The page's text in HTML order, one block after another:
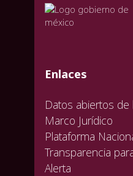
valida
valida
valida
Enlaces
Datos abiertos de
Marco Jurídico
Plataforma
Transparencia
Alerta